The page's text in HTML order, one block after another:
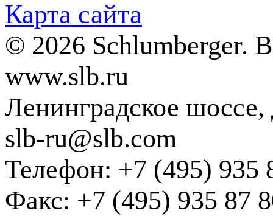
Карта сайта
© 2026 Schlumberger.
www.slb.ru
Ленинградское
slb-ru@slb.com
Телефон: +7 (495) 935
Факс: +7 (495) 935 87